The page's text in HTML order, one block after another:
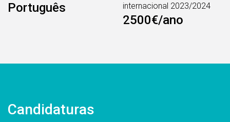
Português
internacional 2023/2024
2500€/ano
Candidaturas